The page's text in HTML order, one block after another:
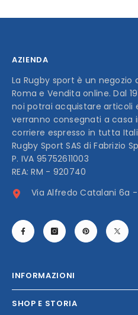
AZIENDA
La Rugby sport è un negozio
Roma e Vendita online. Dal
noi potrai acquistare articoli
verranno consegnati a
corriere espresso in tutta
Rugby Sport SAS di Fabrizio
P. IVA 95752611003
REA: RM - 920740
Via Alfredo Catalani 6a -
INFORMAZIONI
SHOP E STORIA